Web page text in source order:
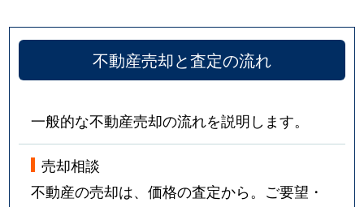
不動産売却と査定の流れ
一般的な不動産売却の流れを説明します。
売却相談
不動産の売却は、価格の査定から。ご要望・